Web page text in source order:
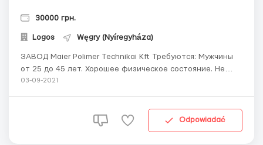
30000 грн.
Logos Węgry (Nyíregyháza)
ЗАВОД Maier Polimer Technikai Kft Требуются: Мужчины
от 25 до 45 лет. Хорошее физическое состояние. Не
должны иметь проблем с алкоголем. Необходимо
деревообрабатывающие, малярные работы, каменщик,
03-09-2021
Odpowiadać